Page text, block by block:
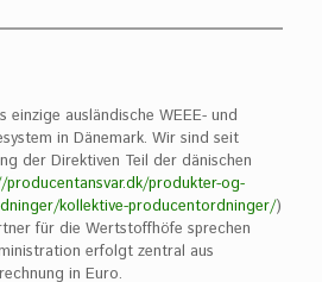
einzige ausländische WEEE- und
in Dänemark. Wir sind seit
der Direktiven Teil der dänischen
produkter-og-
kollektive-producentordninger/)
für die Wertstoffhöfe sprechen
erfolgt zentral aus
in Euro.